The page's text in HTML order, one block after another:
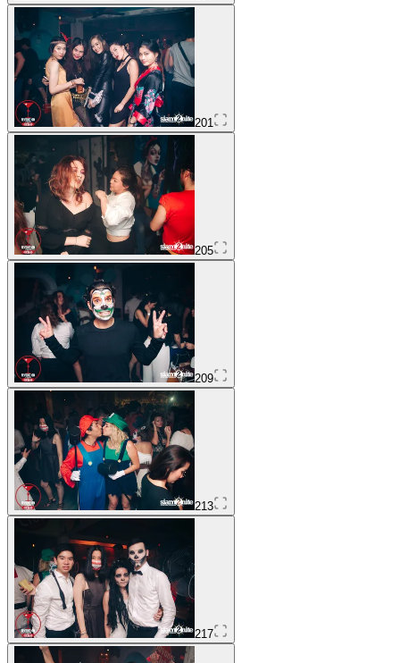
201
205
209
213
217